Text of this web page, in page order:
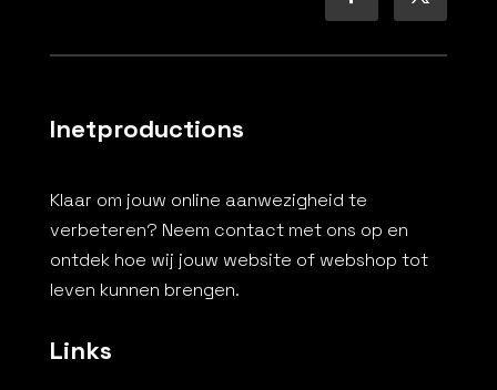
Inetproductions
Klaar om jouw online aanwezigheid te
verbeteren? Neem contact met ons op en
ontdek hoe wij jouw website of webshop tot
leven kunnen brengen.
Links